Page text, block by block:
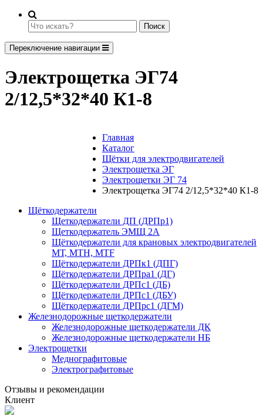
Поиск
Переключение навигации
Электрощетка ЭГ74
2/12,5*32*40 К1-8
Главная
Каталог
Щётки для электродвигателей
Электрощетка ЭГ
Электрощетки ЭГ 74
Электрощетка ЭГ74 2/12,5*32*40 К1-8
Щёткодержатели
Щеткодержатели ДП (ДРПр1)
Щеткодержатель ЭМЩ 2А
Щёткодержатели для крановых электродвигателей
МТ, МТН, МТF
Щёткодержатели ДРПк1 (ДПГ)
Щёткодержатели ДРПра1 (ДГ)
Щёткодержатели ДРПс1 (ДБ)
Щёткодержатели ДРПс1 (ДБУ)
Щёткодержатели ДРПрс1 (ДГМ)
Железнодорожные щеткодержатели
Железнодорожные щеткодержатели ДК
Железнодорожные щеткодержатели НБ
Электрощетки
Меднографитовые
Электрографитовые
Отзывы и рекомендации
Клиент